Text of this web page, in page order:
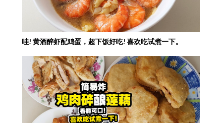
哇! 黄酒醉虾配鸡蛋，超下饭好吃! 喜欢吃试煮一下。